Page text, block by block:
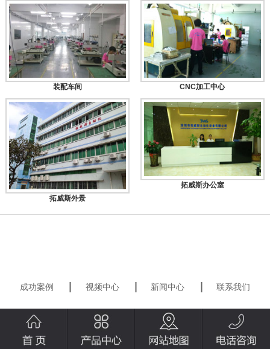
装配车间 CNC加工中心
拓威斯外景
拓威斯办公室
成功案例 视频中心 新闻中心 联系我们